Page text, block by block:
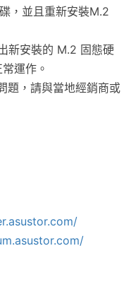
，並且重新安裝M.2
新安裝的 M.2 固態硬
運作。
題，請與當地經銷商或